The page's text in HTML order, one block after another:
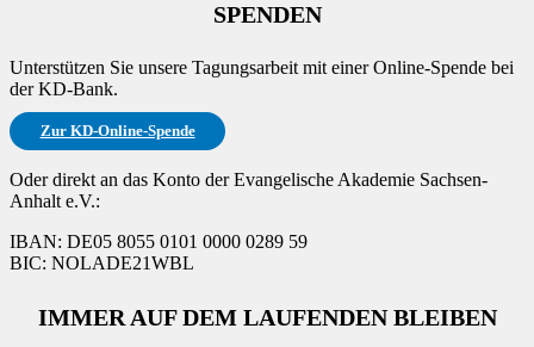
SPENDEN
Unterstützen Sie unsere Tagungsarbeit mit einer Online-Spende bei
der KD-Bank.
Zur KD-Online-Spende
Oder direkt an das Konto der Evangelische Akademie Sachsen-
Anhalt e.V.:
IBAN: DE05 8055 0101 0000 0289 59
BIC: NOLADE21WBL
IMMER AUF DEM LAUFENDEN BLEIBEN